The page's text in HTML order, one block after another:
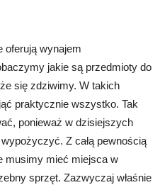
oferują wynajem
jakie są przedmioty do
się zdziwimy. W takich
praktycznie wszystko. Tak
ponieważ w dzisiejszych
Z całą pewnością
musimy mieć miejsca w
sprzęt. Zazwyczaj właśnie